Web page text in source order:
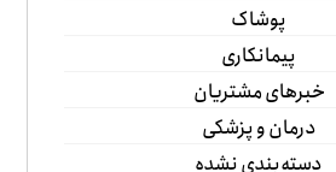
پوشاک
پیمانکاری
خبرهای مشتریان
درمان و پزشکی
دسته‌بندی نشده